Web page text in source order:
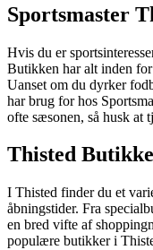
Sportsmaster
Hvis du er
Butikken har alt inden
Uanset om du dyrker
har brug for hos
ofte sæsonen, så husk at
Thisted
I Thisted finder du et
åbningstider. Fra
en bred vifte af
populære butikker i